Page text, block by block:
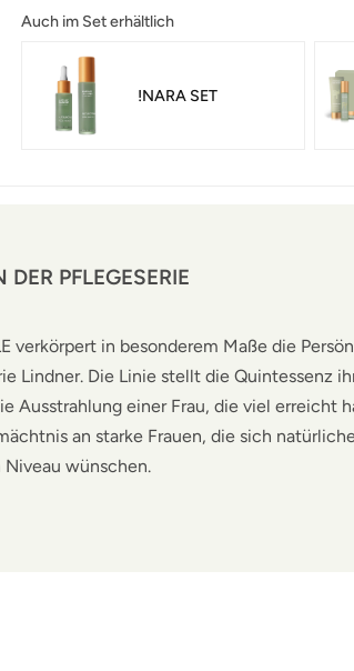
Auch im Set erhältlich
!NARA SET
DER PFLEGESERIE
verkörpert in besonderem Maße die
Lindner. Die Linie stellt die Quintessenz
Ausstrahlung einer Frau, die viel erreicht
an starke Frauen, die sich
wünschen.